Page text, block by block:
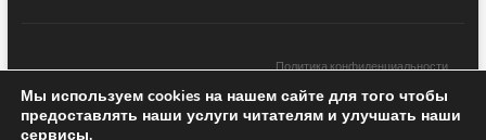
Политика конфиденциальности
Новости Грузии| Black Sea Press LTD © 2020 All Rights Reserved /
Design & development —
Мы используем cookies на нашем сайте для того чтобы
предоставлять наши услуги читателям и улучшать наши
сервисы.